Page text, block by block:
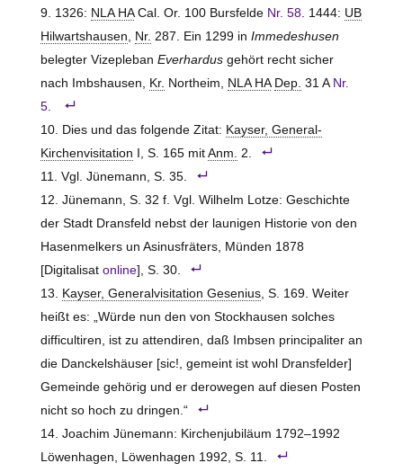
1326: NLA HACal. Or. 100 Bursfelde Nr. 58. 1444: UB
Hilwartshausen
Nr. 287. Ein 1299 in Immedeshusen
belegter Vizepleban Everhardusgehört recht sicher
nach Imbshausen,
Kr. Northeim, NLA HA Dep. 31 A Nr.
5.
Dies und das folgende Zitat: Kayser, General-
Kirchenvisitation I, S. 165 mit Anm.
2.
Vgl. Jünemann, S. 35.
Jünemann, S. 32 f. Vgl. Wilhelm Lotze: Geschichte
der Stadt Dransfeld nebst der launigen Historie von den
Hasenmelkers un Asinusfräters, Münden 1878
[Digitalisat online], S. 30.
Kayser, Generalvisitation Gesenius, S. 169. Weiter
heißt es: „Würde nun den von Stockhausen solches
difficultiren, ist zu attendiren, daß Imbsen principaliter an
die Danckelshäuser [sic!, gemeint ist wohl Dransfelder]
Gemeinde gehörig und er derowegen auf diesen Posten
nicht so hoch zu dringen.“
Joachim Jünemann: Kirchenjubiläum 1792–1992
Löwenhagen, Löwenhagen 1992, S. 11.